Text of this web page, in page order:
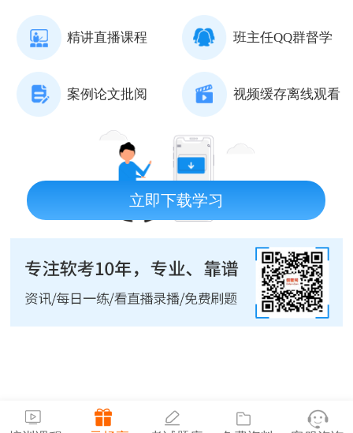
精讲直播课程 班主任QQ群督学
案例论文批阅 视频缓存离线观看
立即下载学习